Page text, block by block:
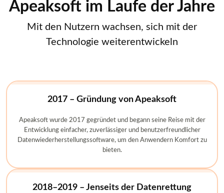
Apeaksoft im Laufe der Jahre
Mit den Nutzern wachsen, sich mit der
Technologie weiterentwickeln
2017 – Gründung von Apeaksoft
Apeaksoft wurde 2017 gegründet und begann seine Reise mit der
Entwicklung einfacher, zuverlässiger und benutzerfreundlicher
Datenwiederherstellungssoftware, um den Anwendern Komfort zu
bieten.
2018–2019 – Jenseits der Datenrettung